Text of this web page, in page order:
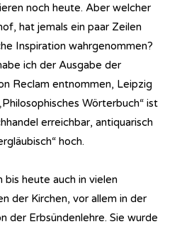
noch heute. Aber welcher
hat jemals ein paar Zeilen
Inspiration wahrgenommen?
ich der Ausgabe der
Reclam entnommen, Leipzig
Wörterbuch“ ist
erreichbar, antiquarisch
hoch.
heute auch in vielen
der Kirchen, vor allem in der
der Erbsündenlehre. Sie wurde